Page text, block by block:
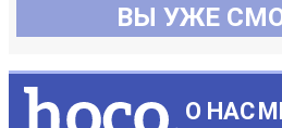
ВЫ УЖЕ
О НАС